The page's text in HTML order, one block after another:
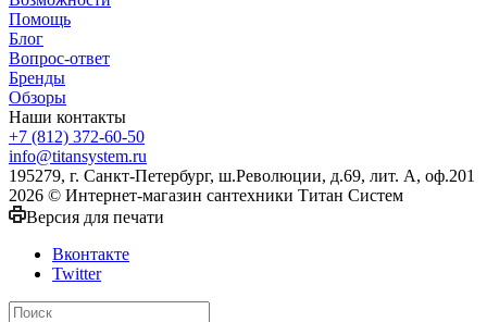
Помощь
Блог
Вопрос-ответ
Бренды
Обзоры
Наши контакты
+7 (812) 372-60-50
info@titansystem.ru
195279, г. Санкт-Петербург, ш.Революции, д.69, лит. А, оф.201
2026 © Интернет-магазин сантехники Титан Систем
Версия для печати
Вконтакте
Twitter